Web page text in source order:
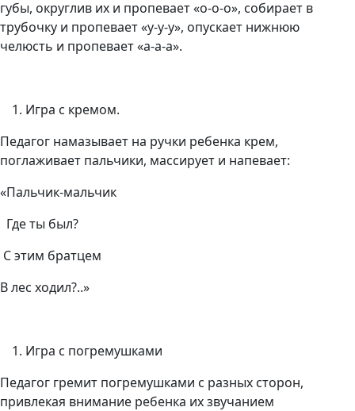
губы, округлив их и пропевает «о-о-о», собирает в
трубочку и пропевает «у-у-у», опускает нижнюю
челюсть и пропевает «а-а-а».
Игра с кремом.
Педагог намазывает на ручки ребенка крем,
поглаживает пальчики, массирует и напевает:
«Пальчик-мальчик
Где ты был?
С этим братцем
В лес ходил?..»
Игра с погремушками
Педагог гремит погремушками с разных сторон,
привлекая внимание ребенка их звучанием